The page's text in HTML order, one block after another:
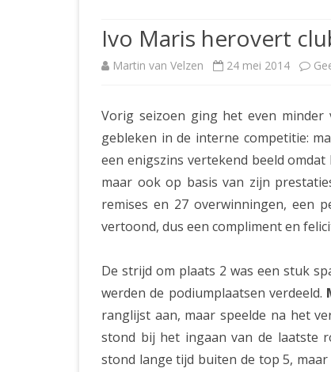
JUBILEUMVIERKAMPEN UITSLAGEN
Ivo Maris herovert
Martin van Velzen 24 mei 2014
Vorig seizoen ging het even minder
gebleken in de interne competitie:
een enigszins vertekend beeld
maar ook op basis van zijn
remises en 27 overwinningen, een
vertoond, dus een compliment en
De strijd om plaats 2 was een stuk
werden de podiumplaatsen verdeeld.
ranglijst aan, maar speelde na het
stond bij het ingaan van de laatste
stond lange tijd buiten de top 5,